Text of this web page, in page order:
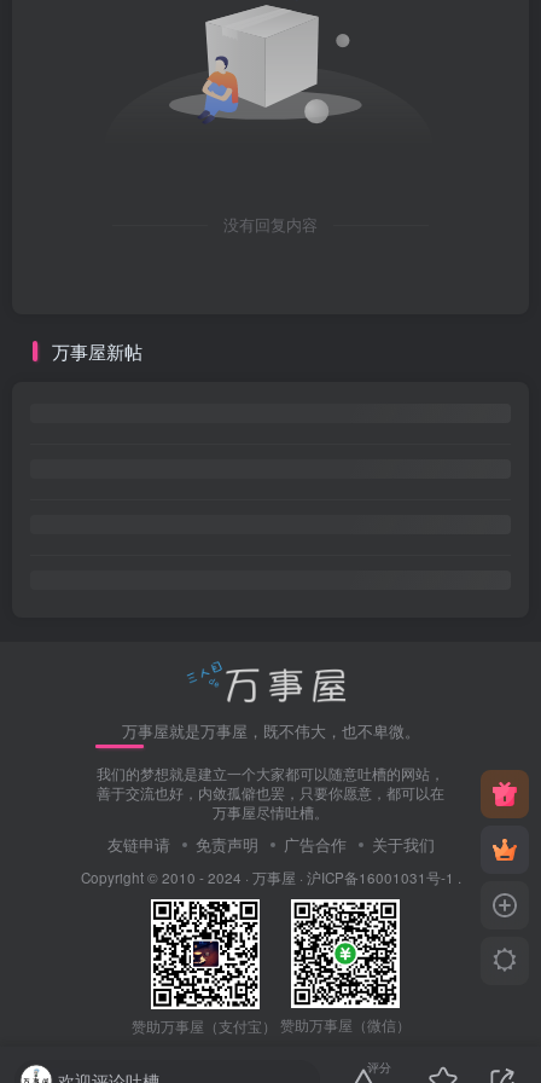
没有回复内容
万事屋新帖
万事屋就是万事屋，既不伟大，也不卑微。
我们的梦想就是建立一个大家都可以随意吐槽的网站，
善于交流也好，内敛孤僻也罢，只要你愿意，都可以在
万事屋尽情吐槽。
友链申请 免责声明 广告合作 关于我们
Copyright © 2010 - 2024 · 万事屋 · 沪ICP备16001031号-1
赞助万事屋（支付宝） 赞助万事屋（微信）
评分